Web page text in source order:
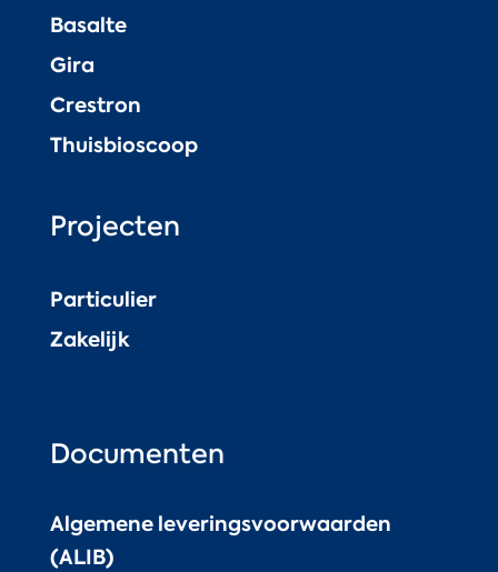
Basalte
Gira
Crestron
Thuisbioscoop
Projecten
Particulier
Zakelijk
Documenten
Algemene leveringsvoorwaarden
(ALIB)